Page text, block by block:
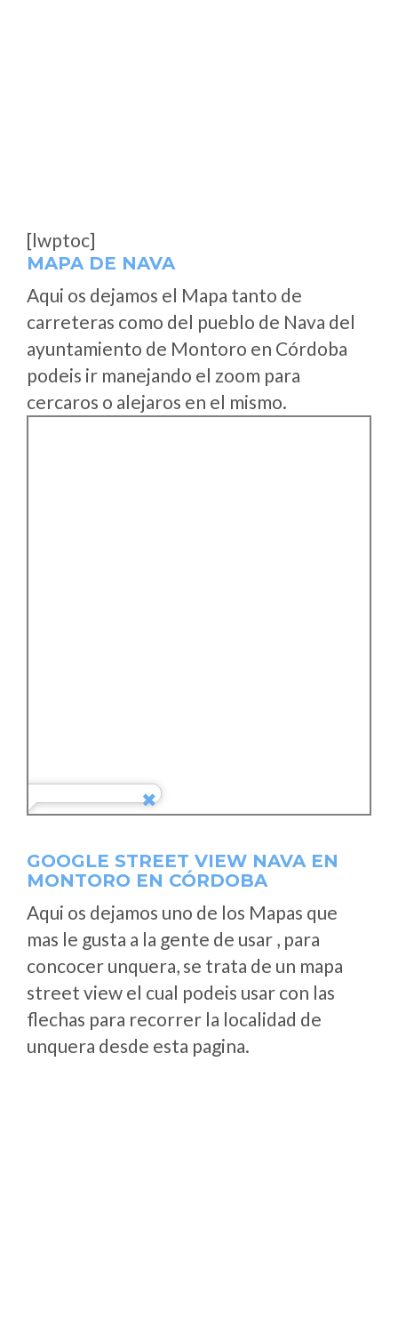
[lwptoc]
MAPA DE NAVA
Aqui os dejamos el Mapa tanto de
carreteras como del pueblo de Nava del
ayuntamiento de Montoro en Córdoba
podeis ir manejando el zoom para
cercaros o alejaros en el mismo.
GOOGLE STREET VIEW NAVA EN
MONTORO EN CÓRDOBA
Aqui os dejamos uno de los Mapas que
mas le gusta a la gente de usar , para
concocer unquera, se trata de un mapa
street view el cual podeis usar con las
flechas para recorrer la localidad de
unquera desde esta pagina.